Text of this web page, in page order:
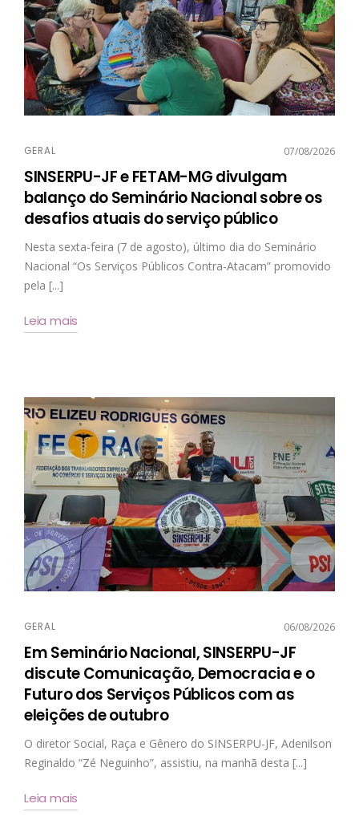
GERAL 07/08/2026
SINSERPU-JF e FETAM-MG divulgam
balanço do Seminário Nacional sobre os
desafios atuais do serviço público
Nesta sexta-feira (7 de agosto), último dia do Seminário
Nacional “Os Serviços Públicos Contra-Atacam” promovido
pela [...]
Leia mais
GERAL 06/08/2026
Em Seminário Nacional, SINSERPU-JF
discute Comunicação, Democracia e o
Futuro dos Serviços Públicos com as
eleições de outubro
O diretor Social, Raça e Gênero do SINSERPU-JF, Adenilson
Reginaldo “Zé Neguinho”, assistiu, na manhã desta [...]
Leia mais